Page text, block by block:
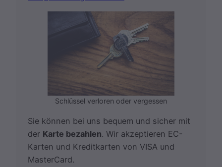
Schlüssel verloren oder vergessen
Sie können bei uns bequem und sicher mit
der Karte bezahlen. Wir akzeptieren EC-
Karten und Kreditkarten von VISA und
MasterCard.